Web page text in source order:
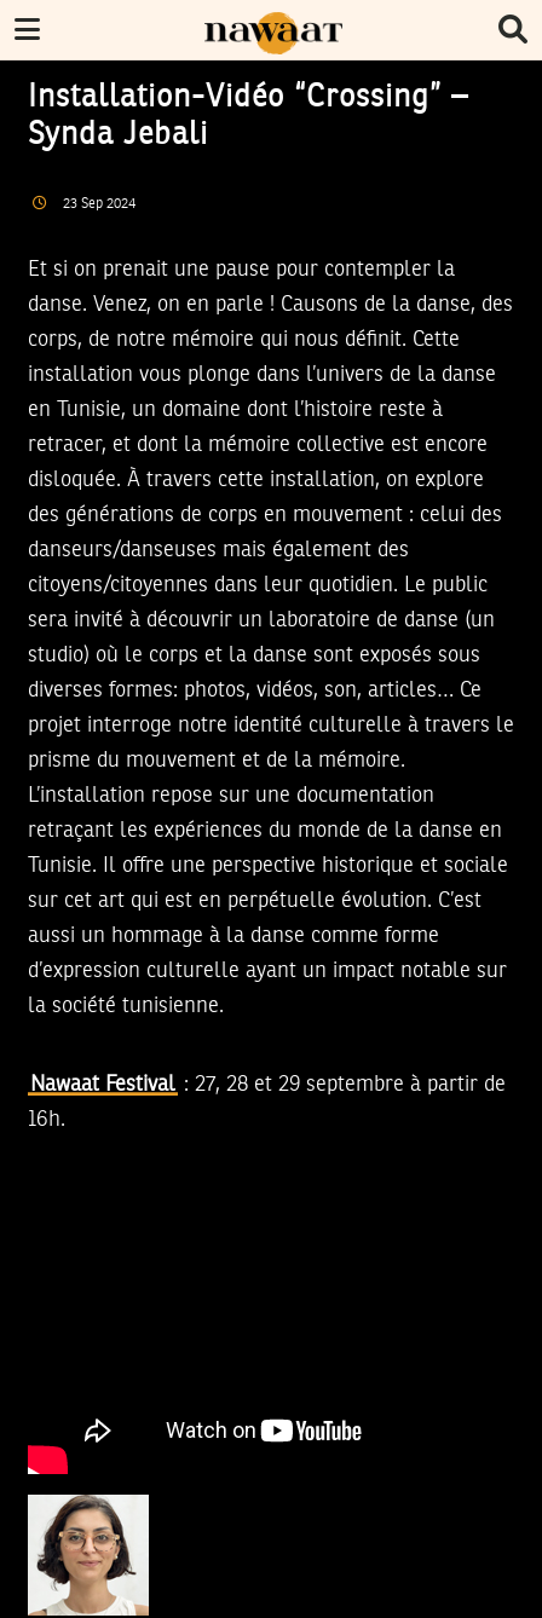
Installation-Vidéo “Crossing” –
Synda Jebali
23 Sep 2024
Et si on prenait une pause pour contempler la
danse. Venez, on en parle ! Causons de la danse, des
corps, de notre mémoire qui nous définit. Cette
installation vous plonge dans l’univers de la danse
en Tunisie, un domaine dont l’histoire reste à
retracer, et dont la mémoire collective est encore
disloquée. À travers cette installation, on explore
des générations de corps en mouvement : celui des
danseurs/danseuses mais également des
citoyens/citoyennes dans leur quotidien. Le public
sera invité à découvrir un laboratoire de danse (un
studio) où le corps et la danse sont exposés sous
diverses formes: photos, vidéos, son, articles… Ce
projet interroge notre identité culturelle à travers le
prisme du mouvement et de la mémoire.
L’installation repose sur une documentation
retraçant les expériences du monde de la danse en
Tunisie. Il offre une perspective historique et sociale
sur cet art qui est en perpétuelle évolution. C’est
aussi un hommage à la danse comme forme
d’expression culturelle ayant un impact notable sur
la société tunisienne.
Nawaat Festival : 27, 28 et 29 septembre à partir de
16h.